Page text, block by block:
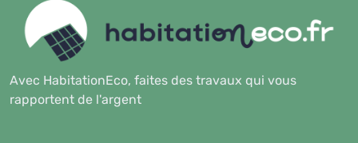
Avec HabitationEco, faites des travaux qui vous
rapportent de l'argent